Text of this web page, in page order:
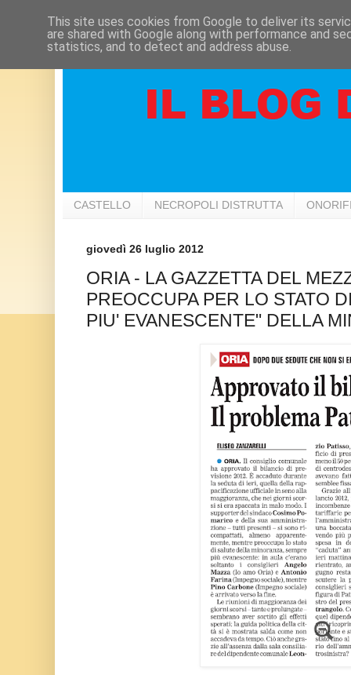
CASTELLO NECROPOLI DISTRUTTA
giovedì 26 luglio 2012
ORIA - LA GAZZETTA DEL
PREOCCUPA PER LO STATO
PIU' EVANESCENTE" DELLA
This site uses cookies from Google to deliver its
are shared with Google along with performance and
statistics, and to detect and address abuse.